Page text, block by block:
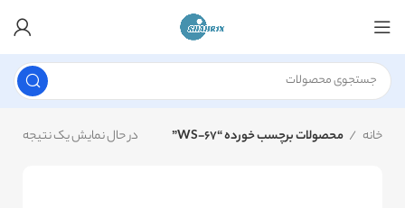
خانه محصولات برچسب خورده “WS-67” در حال نمایش یک نتیجه